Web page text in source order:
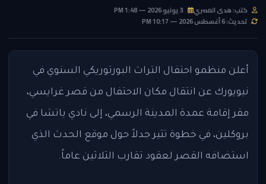
كتب: هدى المصري
تحديث: 6 أغسطس 2026 — 10:17 PM
أعلن منظمو احتفال التراث البورتوريكي السنوي في
نيويورك عن انتقال مكان الاحتفال من قصر غرايسي،
مقر إقامة عمدة المدينة الرسمي، إلى نادي باتشا في
بروكلين، في خطوة تثير جدلاً حول موقع الحدث الذي
استضافه القصر لعقود تقارب الثلاثين عاماً.